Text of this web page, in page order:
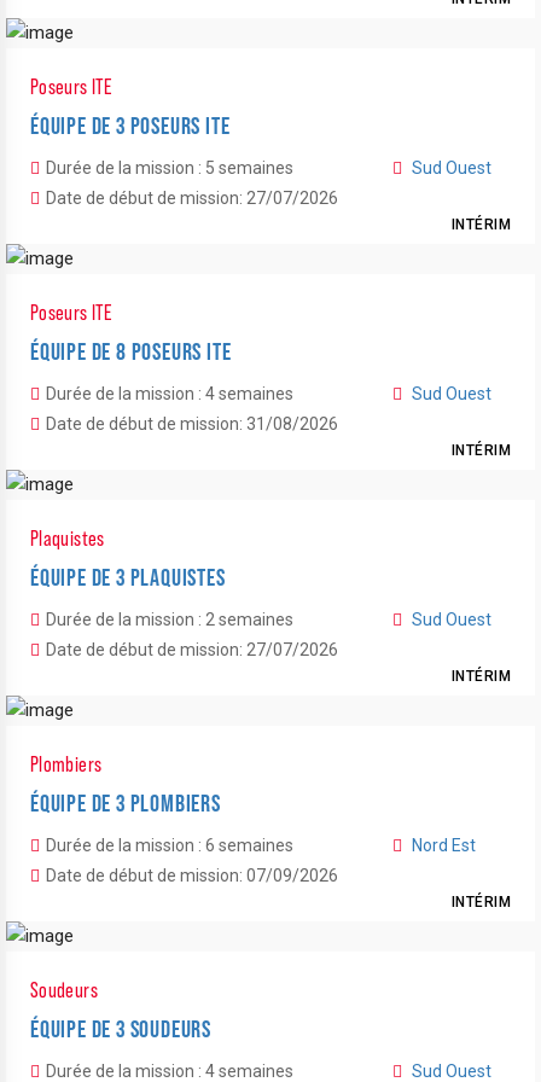
Poseurs ITE
ÉQUIPE DE 3 POSEURS ITE
Durée de la mission : 5 semaines
Date de début de mission: 27/07/2026
Sud Ouest
INTÉRIM
Poseurs ITE
ÉQUIPE DE 8 POSEURS ITE
Durée de la mission : 4 semaines
Date de début de mission: 31/08/2026
Sud Ouest
INTÉRIM
Plaquistes
ÉQUIPE DE 3 PLAQUISTES
Durée de la mission : 2 semaines
Date de début de mission: 27/07/2026
Sud Ouest
INTÉRIM
Plombiers
ÉQUIPE DE 3 PLOMBIERS
Durée de la mission : 6 semaines
Date de début de mission: 07/09/2026
Nord Est
INTÉRIM
Soudeurs
ÉQUIPE DE 3 SOUDEURS
Durée de la mission : 4 semaines Sud Ouest